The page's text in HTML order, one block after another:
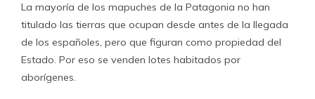
La mayoría de los mapuches de la Patagonia no han
titulado las tierras que ocupan desde antes de la llegada
de los españoles, pero que figuran como propiedad del
Estado. Por eso se venden lotes habitados por
aborígenes.